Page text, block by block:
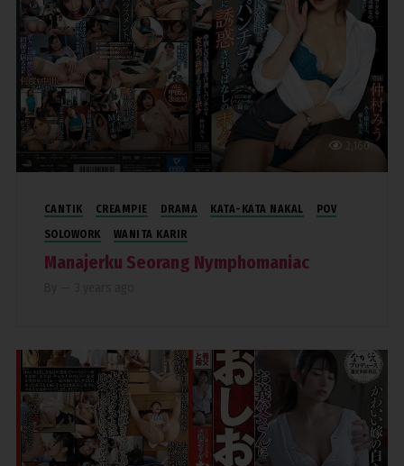
2,160
CANTIK CREAMPIE DRAMA KATA-KATA NAKAL
POV
SOLOWORK
WANITA KARIR
Manajerku Seorang Nymphomaniac